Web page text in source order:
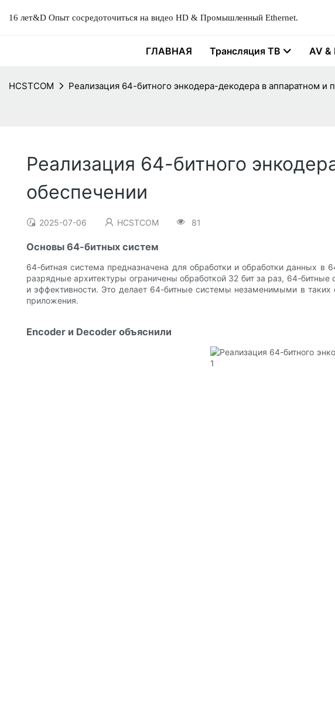
16 лет&D Опыт сосредоточиться на видео HD & Промышленный Ethernet.
ГЛАВНАЯ Трансляция ТВ AV &
HCSTCOM Реализация 64-битного энкодера-декодера в аппаратном и
Реализация 64-битного
обеспечении
2025-07-06 HCSTCOM 81
Основы 64-битных систем
64-битная система предназначена для обработки и обработки данных
разрядные архитектуры ограничены обработкой 32 бит за раз, 64-
и эффективности. Это делает 64-битные системы незаменимыми в
приложения.
Encoder и Decoder объяснили